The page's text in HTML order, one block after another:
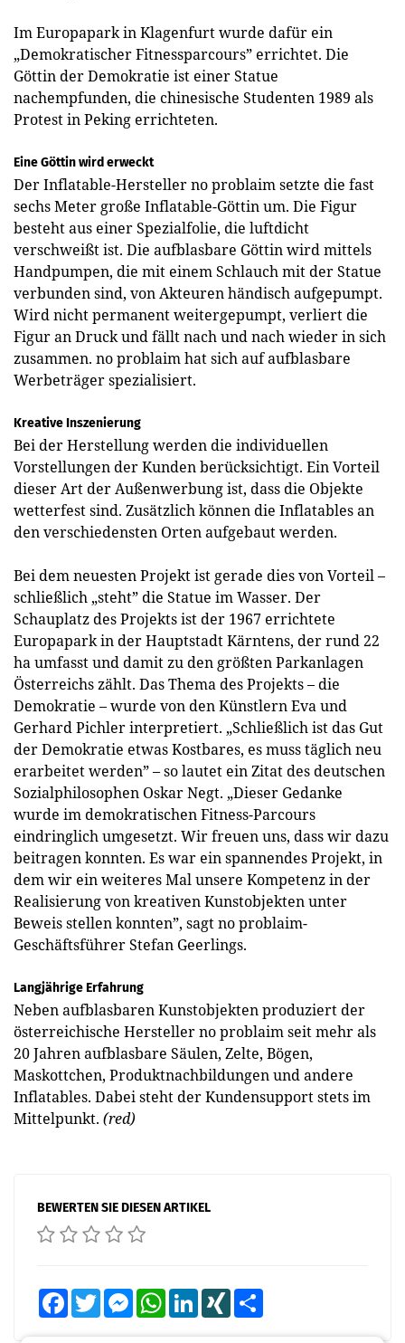
Im Europapark in Klagenfurt wurde dafür ein
„Demokratischer Fitnessparcours” errichtet. Die
Göttin der Demokratie ist einer Statue
nachempfunden, die chinesische Studenten 1989 als
Protest in Peking errichteten.
Eine Göttin wird erweckt
Der Inflatable-Hersteller no problaim setzte die fast
sechs Meter große Inflatable-Göttin um. Die Figur
besteht aus einer Spezialfolie, die luftdicht
verschweißt ist. Die aufblasbare Göttin wird mittels
Handpumpen, die mit einem Schlauch mit der Statue
verbunden sind, von Akteuren händisch aufgepumpt.
Wird nicht permanent weitergepumpt, verliert die
Figur an Druck und fällt nach und nach wieder in sich
zusammen. no problaim hat sich auf aufblasbare
Werbeträger spezialisiert.
Kreative Inszenierung
Bei der Herstellung werden die individuellen
Vorstellungen der Kunden berücksichtigt. Ein Vorteil
dieser Art der Außenwerbung ist, dass die Objekte
wetterfest sind. Zusätzlich können die Inflatables an
den verschiedensten Orten aufgebaut werden.
Bei dem neuesten Projekt ist gerade dies von Vorteil –
schließlich „steht” die Statue im Wasser. Der
Schauplatz des Projekts ist der 1967 errichtete
Europapark in der Hauptstadt Kärntens, der rund 22
ha umfasst und damit zu den größten Parkanlagen
Österreichs zählt. Das Thema des Projekts – die
Demokratie – wurde von den Künstlern Eva und
Gerhard Pichler interpretiert. „Schließlich ist das Gut
der Demokratie etwas Kostbares, es muss täglich neu
erarbeitet werden” – so lautet ein Zitat des deutschen
Sozialphilosophen Oskar Negt. „Dieser Gedanke
wurde im demokratischen Fitness-Parcours
eindringlich umgesetzt. Wir freuen uns, dass wir dazu
beitragen konnten. Es war ein spannendes Projekt, in
dem wir ein weiteres Mal unsere Kompetenz in der
Realisierung von kreativen Kunstobjekten unter
Beweis stellen konnten”, sagt no problaim-
Geschäftsführer Stefan Geerlings.
Langjährige Erfahrung
Neben aufblasbaren Kunstobjekten produziert der
österreichische Hersteller no problaim seit mehr als
20 Jahren aufblasbare Säulen, Zelte, Bögen,
Maskottchen, Produktnachbildungen und andere
Inflatables. Dabei steht der Kundensupport stets im
Mittelpunkt. (red)
BEWERTEN SIE DIESEN ARTIKEL
FacebookTwitter MessengerWhatsAppLinkedInXING